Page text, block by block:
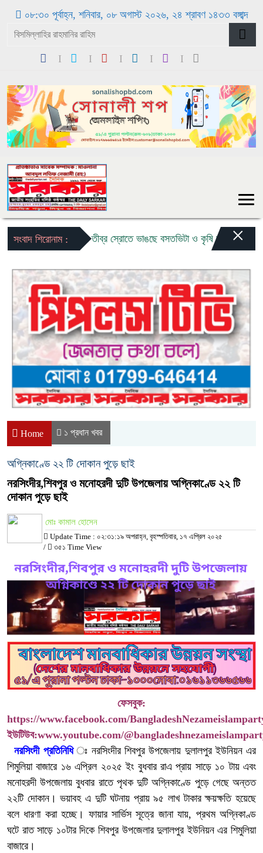
০৮:৩০ পূর্বাহ্ন, শনিবার, ০৮ অগাস্ট ২০২৬, ২৪ শ্রাবণ ১৪৩৩ বঙ্গাব্দ
সংবাদ শিরোনাম :বন্যার তীব্র স্রোতে ভাঙছে বসতভিটা ও কৃষি জমি: ৩ কন্যা ও
×
Home ১ প্রধান খবর
অগ্নিকাণ্ডে ২২ টি দোকান পুড়ে ছাই
নরসিংদীর,শিবপুর ও মনোহরদী দুটি উপজেলায় অগ্নিকাণ্ডে ২২ টি
দোকান পুড়ে ছাই
মোঃ কামাল হোসেন
Update Time : ০২:৩১:১৯ অপরাহ্ন, বৃহস্পতিবার, ১৭ এপ্রিল ২০২৫
/
৩৫১ Time View
ফেসবুক:
https://www.facebook.com/
ইউটিউব:www.youtube.com/
নরসিংদী প্রতিনিধিঃ নরসিংদীর শিবপুর উপজেলায় দুলালপুর ইউনিয়ন এর
শিমুলিয়া বাজারে ১৬ এপ্রিল ২০২৫ ইং বুধবার রাএ প্রায় সাড়ে ১০ টায় এবং
মনোহরদী উপজেলায় বুধবার রাতে পৃথক দুটি অগ্নিকাণ্ডে পুড়ে গেছে অন্তত
২২টি দোকান। ভয়াবহ এ দুটি ঘটনায় প্রায় ৯৫ লাখ টাকার ক্ষয়ক্ষতি হয়েছে
বলে ধারণা করা হচ্ছে। ফায়ার সার্ভিস সূত্রে জানা যায়, প্রথম অগ্নিকাণ্ড
ঘটে রাত সাড়ে ১০টার দিকে শিবপুর উপজেলার দুলালপুর ইউনিয়ন এর শিমুলিয়া
বাজারে।